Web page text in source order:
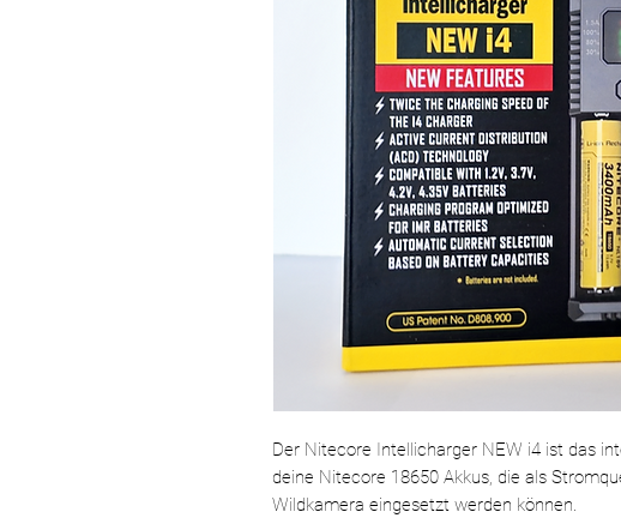
Der Nitecore Intellicharger NEW i4 ist das
deine Nitecore 18650 Akkus, die als
Wildkamera eingesetzt werden können.